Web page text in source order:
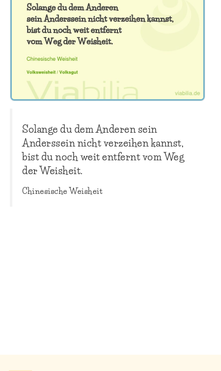
Solange du dem Anderen sein
Anderssein nicht verzeihen kannst,
bist du noch weit entfernt vom Weg
der Weisheit.
Chinesische Weisheit